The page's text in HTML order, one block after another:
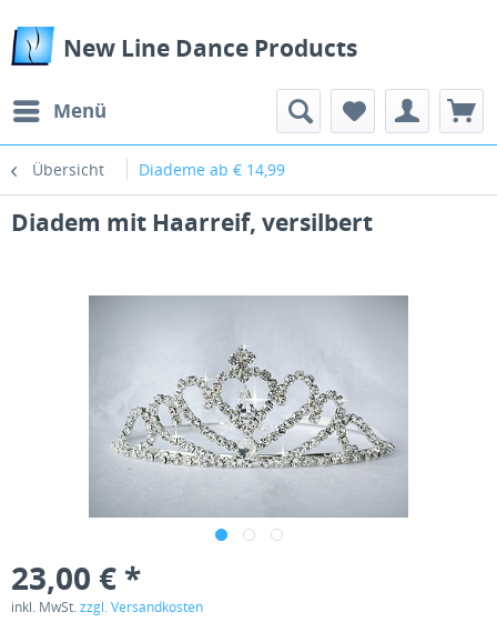
New Line Dance Products
Menü
Übersicht Diademe ab € 14,99
Diadem mit Haarreif, versilbert
23,00 € *
inkl. MwSt.zzgl. Versandkosten